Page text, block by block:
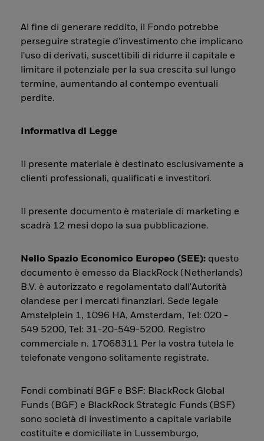
Al fine di generare reddito, il Fondo potrebbe
perseguire strategie d'investimento che implicano
l'uso di derivati, suscettibili di ridurre il capitale e
limitare il potenziale per la sua crescita sul lungo
termine, aumentando al contempo eventuali
perdite.
Informativa di Legge
Il presente materiale è destinato esclusivamente a
clienti professionali, qualificati e investitori.
Il presente documento è materiale di marketing e
scadrà 12 mesi dopo la sua pubblicazione.
Nello Spazio Economico Europeo (SEE): questo
documento è emesso da BlackRock (Netherlands)
B.V. è autorizzato e regolamentato dall'Autorità
olandese per i mercati finanziari. Sede legale
Amstelplein 1, 1096 HA, Amsterdam, Tel: 020 -
549 5200, Tel: 31-20-549-5200. Registro
commerciale n. 17068311 Per la vostra tutela le
telefonate vengono solitamente registrate.
Fondi combinati BGF e BSF: BlackRock Global
Funds (BGF) e BlackRock Strategic Funds (BSF)
sono società di investimento a capitale variabile
costituite e domiciliate in Lussemburgo,